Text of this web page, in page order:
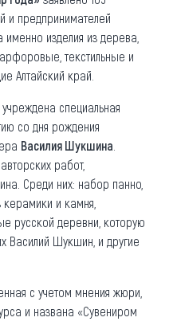
и предпринимателей
изделия из дерева,
текстильные и
Алтайский край.
специальная
со дня рождения
Василия Шукшина
работ,
Среди них: набор панно,
керамики и камня,
русской деревни, которую
Василий Шукшин, и другие
с учетом мнения жюри,
и названа «Сувениром